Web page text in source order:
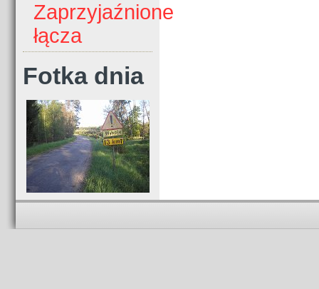
Zaprzyjaźnione
łącza
Fotka dnia